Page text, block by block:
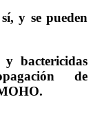
y se pueden
bactericidas
de